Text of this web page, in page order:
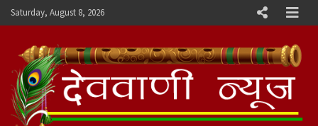
Skip
to
Saturday, August 8, 2026